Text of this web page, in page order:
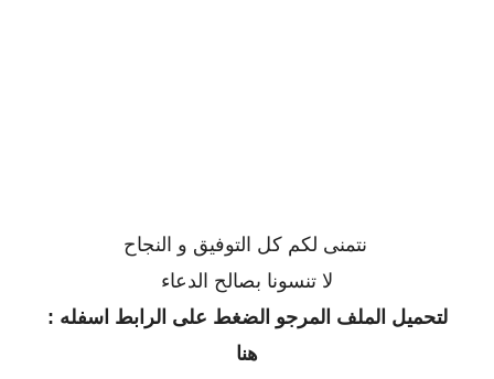
نتمنى لكم كل التوفيق و النجاح
لا تنسونا بصالح الدعاء
لتحميل الملف المرجو الضغط على الرابط اسفله :
هنا